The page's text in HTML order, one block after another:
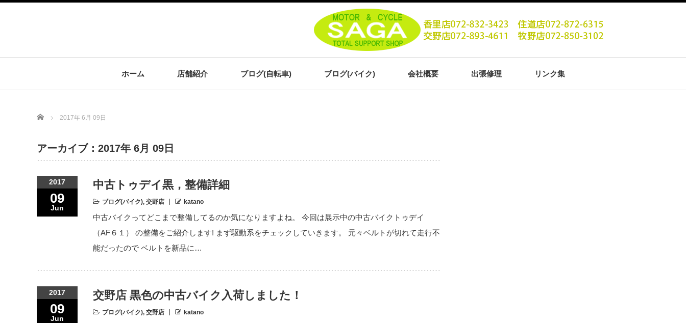
ホーム 店舗紹介 ブログ(自転車) ブログ(バイク) 会社概要 出張修理 リンク集
Home 2017年 6月 09日
アーカイブ：2017年 6月 09日
2017
09
Jun
中古トゥデイ黒，整備詳細
ブログ(バイク), 交野店 katano
中古バイクってどこまで整備してるのか気になりますよね。 今回は展示中の中古バイクトゥデイ
（AF６１） の整備をご紹介します! まず駆動系をチェックしていきます。 元々ベルトが切れて走行不
能だったので ベルトを新品に…
2017
09
Jun
交野店 黒色の中古バイク入荷しました！
ブログ(バイク), 交野店 katano